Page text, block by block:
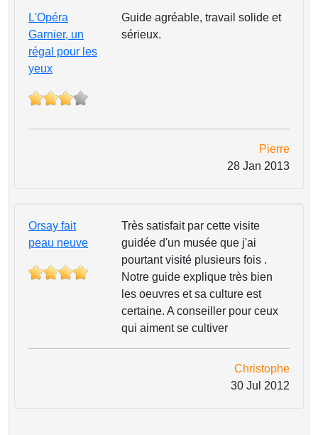
L'Opéra
Garnier, un
régal pour les
yeux
Guide agréable, travail solide et
sérieux.
Pierre
28 Jan 2013
Orsay fait
peau neuve
Très satisfait par cette visite
guidée d'un musée que j'ai
pourtant visité plusieurs fois .
Notre guide explique très bien
les oeuvres et sa culture est
certaine. A conseiller pour ceux
qui aiment se cultiver
Christophe
30 Jul 2012